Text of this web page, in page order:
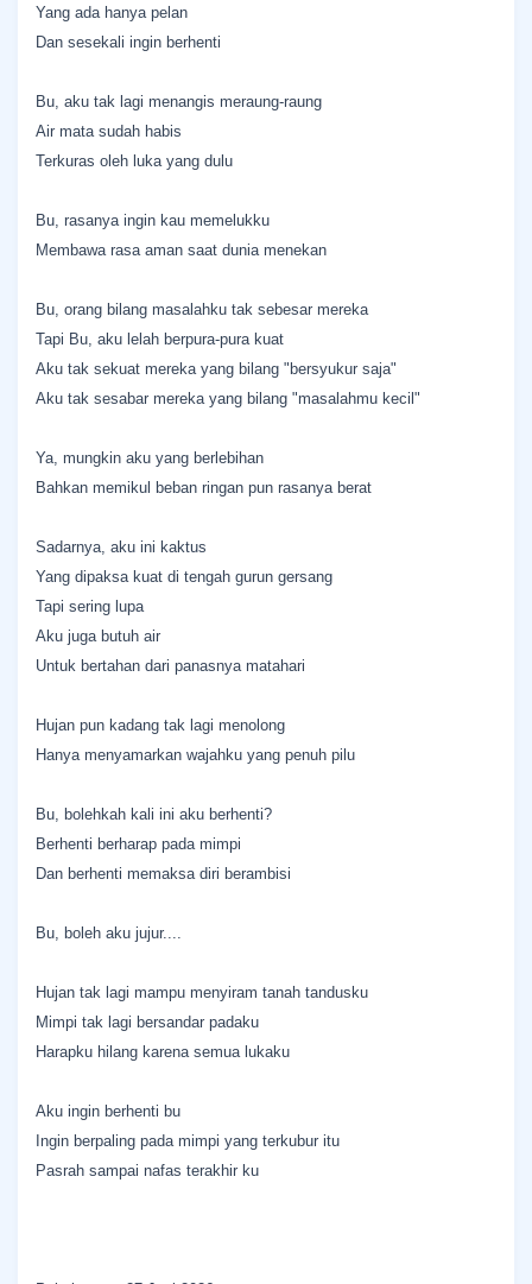
Yang ada hanya pelan
Dan sesekali ingin berhenti
Bu, aku tak lagi menangis meraung-raung
Air mata sudah habis
Terkuras oleh luka yang dulu
Bu, rasanya ingin kau memelukku
Membawa rasa aman saat dunia menekan
Bu, orang bilang masalahku tak sebesar mereka
Tapi Bu, aku lelah berpura-pura kuat
Aku tak sekuat mereka yang bilang "bersyukur saja"
Aku tak sesabar mereka yang bilang "masalahmu kecil"
Ya, mungkin aku yang berlebihan
Bahkan memikul beban ringan pun rasanya berat
Sadarnya, aku ini kaktus
Yang dipaksa kuat di tengah gurun gersang
Tapi sering lupa
Aku juga butuh air
Untuk bertahan dari panasnya matahari
Hujan pun kadang tak lagi menolong
Hanya menyamarkan wajahku yang penuh pilu
Bu, bolehkah kali ini aku berhenti?
Berhenti berharap pada mimpi
Dan berhenti memaksa diri berambisi
Bu, boleh aku jujur....
Hujan tak lagi mampu menyiram tanah tandusku
Mimpi tak lagi bersandar padaku
Harapku hilang karena semua lukaku
Aku ingin berhenti bu
Ingin berpaling pada mimpi yang terkubur itu
Pasrah sampai nafas terakhir ku